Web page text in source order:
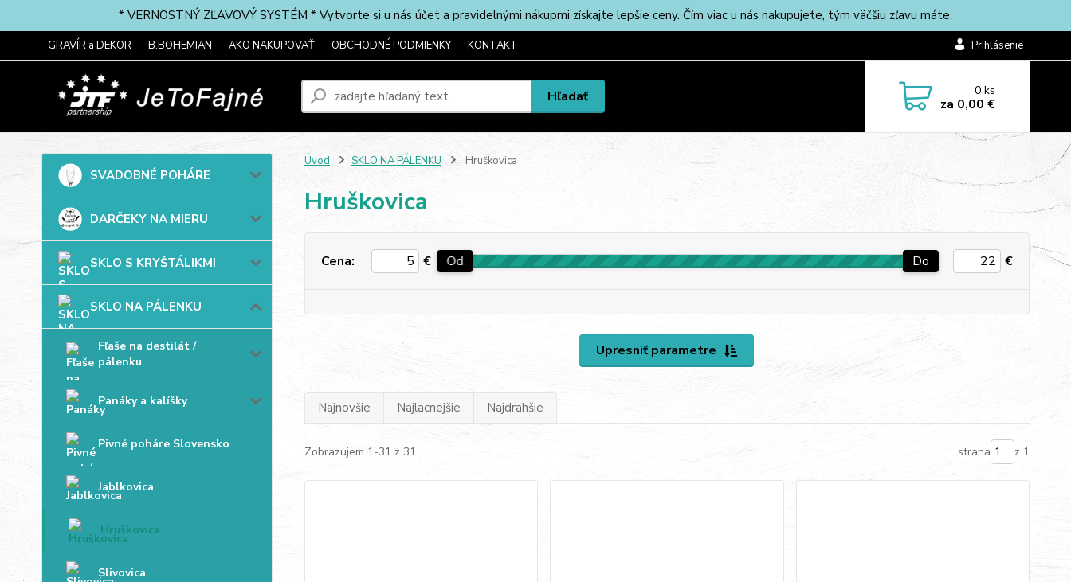
* VERNOSTNÝ ZĽAVOVÝ SYSTÉM * Vytvorte si u nás účet a pravidelnými nákupmi získajte lepšie ceny. Čím viac u nás nakupujete, tým väčšiu zľavu máte.
GRAVÍR a DEKOR B.BOHEMIAN AKO NAKUPOVAŤ OBCHODNÉ PODMIENKY KONTAKT Prihlásenie
Hľadať 0ks
za 0,00 €
SVADOBNÉ POHÁRE
DARČEKY NA MIERU
SKLO S KRYŠTÁLIKMI
SKLO NA PÁLENKU
Fľaše na destilát /
pálenku
Panáky a kalíšky
Pivné poháre Slovensko
Jablkovica
Hruškovica
Slivovica
Úvod SKLO NA PÁLENKU Hruškovica
Hruškovica
Upresniť parametre
Cena: € Od Do €
Najnovšie Najlacnejšie Najdrahšie
Zobrazujem 1-31 z 31 strana z 1